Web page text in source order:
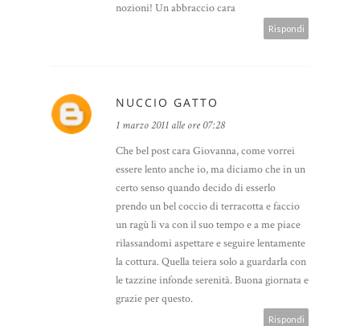
nozioni! Un abbraccio cara
Rispondi
NUCCIO GATTO
1 marzo 2011 alle ore 07:28
Che bel post cara Giovanna, come vorrei
essere lento anche io, ma diciamo che in un
certo senso quando decido di esserlo
prendo un bel coccio di terracotta e faccio
un ragù li va con il suo tempo e a me piace
rilassandomi aspettare e seguire lentamente
la cottura. Quella teiera solo a guardarla con
le tazzine infonde serenità. Buona giornata e
grazie per questo.
Rispondi